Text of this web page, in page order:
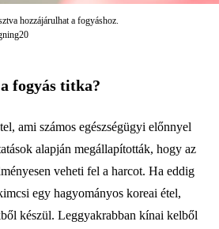
hozzájárulhat a fogyáshoz.
fogyás titka?
ami számos egészségügyi előnnyel
alapján megállapították, hogy az
veheti fel a harcot. Ha eddig
egy hagyományos koreai étel,
készül. Leggyakrabban kínai kelből